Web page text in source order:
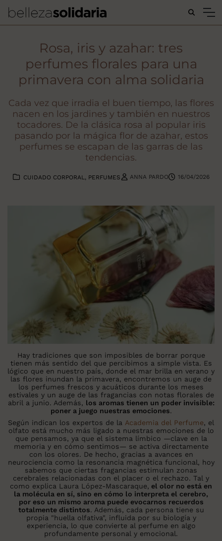
Buscar...
Rosa, iris y azahar: tres
perfumes florales para una
primavera con alma solidaria
Cada vez que irradia el buen tiempo, las flores
nacen en los jardines y también en nuestros
tocadores. De la clásica rosa al popular iris
pasando por la mágica flor de azahar, estos
perfumes se escapan de las garras de las
tendencias.
CUIDADO CORPORAL PERFUMES ANNA PARDO 16/04/2026
Hay tradiciones que son imposibles de borrar porque
tienen más sentido del que percibimos a simple vista. Es
lógico que en nuestro país, donde el mar brilla en verano y
las flores inundan la primavera, encontremos un auge de
los perfumes frescos y acuáticos durante los meses
estivales y un auge de las fragancias con notas florales de
abril a junio. Además, los aromas tienen un poder invisible:
poner a juego nuestras emociones.
Según indican los expertos de la Academia del Perfume, el
olfato está mucho más ligado a nuestras emociones de lo
que pensamos, ya que el sistema límbico —clave en la
memoria y en cómo sentimos— se activa directamente
con los olores. De hecho, gracias a avances en
neurociencia como la resonancia magnética funcional, hoy
sabemos que ciertas fragancias estimulan zonas
cerebrales relacionadas con el placer o el rechazo. Tal y
como explica Laura López-Mascaraque, el olor no está en
la molécula en sí, sino en cómo lo interpreta el cerebro,
por eso un mismo aroma puede evocarnos recuerdos
totalmente distintos. Además, cada persona tiene su
propia "huella olfativa", influida por su biología y
experiencia, lo que convierte al perfume en algo
profundamente personal y emocional.